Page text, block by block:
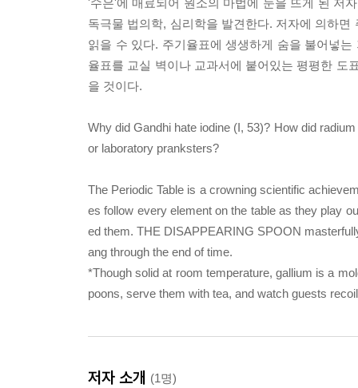
'수은'에 매료되어 원소의 마법에 눈을 뜨게 된 저
독극물 법의학, 심리학을 발견한다. 저자에 의하
읽을 수 있다. 주기율표에 생생하게 숨을 불어넣
율표를 교실 벽이나 교과서에 붙어있는 평평한 도
을 것이다.
Why did Gandhi hate iodine (I, 53)? How did
or laboratory pranksters?
The Periodic Table is a crowning scientific
es follow every element on the table as they play
ed them. THE DISAPPEARING SPOON
ang through the end of time.
*Though solid at room temperature, gallium is a
poons, serve them with tea, and watch guests
저자 소개 (1명)